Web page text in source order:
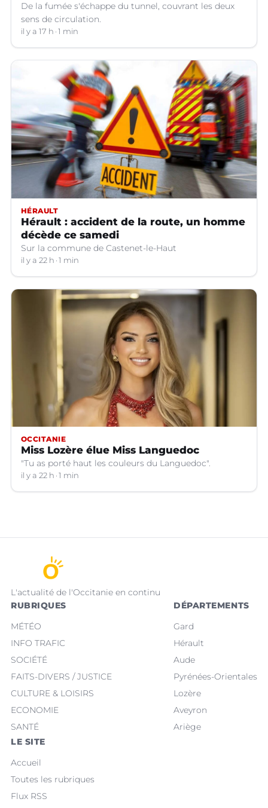
De la fumée s'échappe du tunnel, couvrant les deux
sens de circulation.
il y a 17 h 1 min
HÉRAULT
Hérault : accident de la route, un homme
décède ce samedi
Sur la commune de Castenet-le-Haut
il y a 22 h 1 min
OCCITANIE
Miss Lozère élue Miss Languedoc
"Tu as porté haut les couleurs du Languedoc".
il y a 22 h 1 min
L'actualité de l'Occitanie en continu
RUBRIQUES
MÉTÉO
INFO TRAFIC
SOCIÉTÉ
FAITS-DIVERS / JUSTICE
CULTURE & LOISIRS
ECONOMIE
SANTÉ
DÉPARTEMENTS
Gard
Hérault
Aude
Pyrénées-Orientales
Lozère
Aveyron
Ariège
LE SITE
Accueil
Toutes les rubriques
Flux RSS